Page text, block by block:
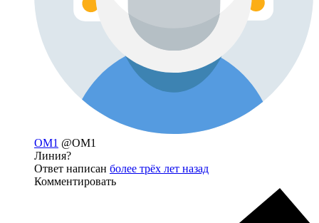
OM1 @OM1
Линия?
Ответ написан более трёх лет назад
Комментировать